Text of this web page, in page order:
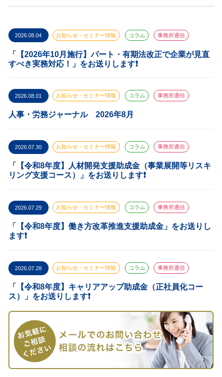
2026.08.04 お知らせ・セミナー情報 コラム 事務所通信
「【2026年10月施行】パート・有期法改正で企業が見直
すべき実務対応！」をお送りします❗️
2026.08.01 お知らせ・セミナー情報 コラム 事務所通信
人事・労務ジャーナル 2026年8月
2026.07.30 お知らせ・セミナー情報 コラム 事務所通信
「【令和8年度】人材開発支援助成金（事業展開等リスキ
リング支援コース）」をお送りします❗️
2026.07.29 お知らせ・セミナー情報 コラム 事務所通信
「【令和8年度】働き方改革推進支援助成金」をお送りし
ます❗️
2026.07.28 お知らせ・セミナー情報 コラム 事務所通信
「【令和8年度】キャリアアップ助成金（正社員化コー
ス）」をお送りします❗️